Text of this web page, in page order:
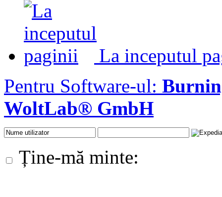
La inceputul
Pentru Software-ul:
WoltLab® GmbH
Ține-mă minte: